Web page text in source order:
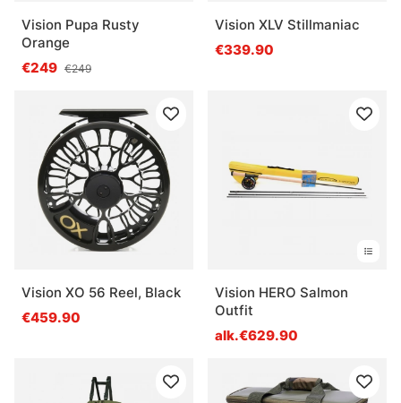
Vision Pupa Rusty
Orange
€249 €249
Vision XLV Stillmaniac
€339.90
Vision XO 56 Reel, Black
€459.90
Vision HERO Salmon
Outfit
alk.€629.90